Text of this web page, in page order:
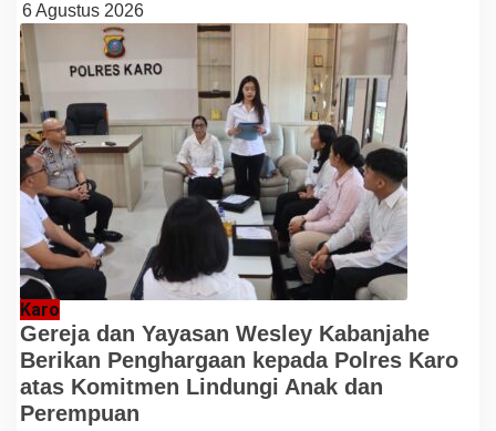
6 Agustus 2026
Karo
Gereja dan Yayasan Wesley Kabanjahe
Berikan Penghargaan kepada Polres Karo
atas Komitmen Lindungi Anak dan
Perempuan